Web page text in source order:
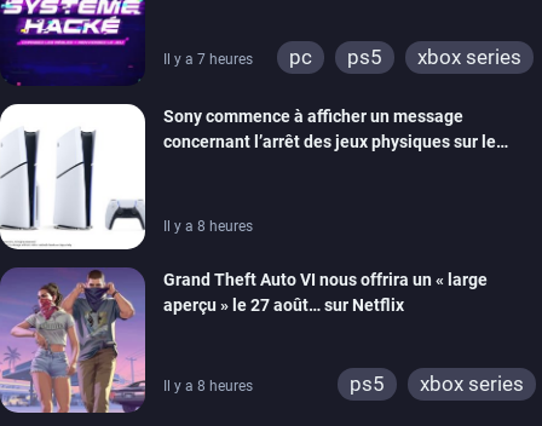
Il y a 7 heures pc ps5
xbox series
ps4
xbox one
switch 2
Sony commence à afficher un message
concernant l’arrêt des jeux physiques sur le
Il y a 8 heures
Grand Theft Auto VI nous offrira un « large
aperçu » le 27 août… sur Netflix
Il y a 8 heures ps5 xbox series